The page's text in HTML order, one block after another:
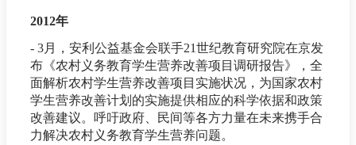
2012年
- 3月，安利公益基金会联手21世纪教育研究院在京发
布《农村义务教育学生营养改善项目调研报告》，全
面解析农村学生营养改善项目实施状况，为国家农村
学生营养改善计划的实施提供相应的科学依据和政策
改善建议。呼吁政府、民间等各方力量在未来携手合
力解决农村义务教育学生营养问题。